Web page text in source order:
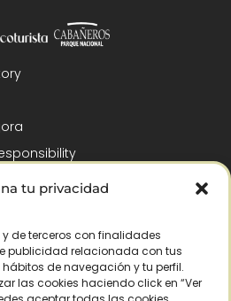
tu privacidad
de terceros con finalidades
publicidad relacionada con tus
de navegación y tu perfil.
las cookies haciendo click en “Ver
Pintado